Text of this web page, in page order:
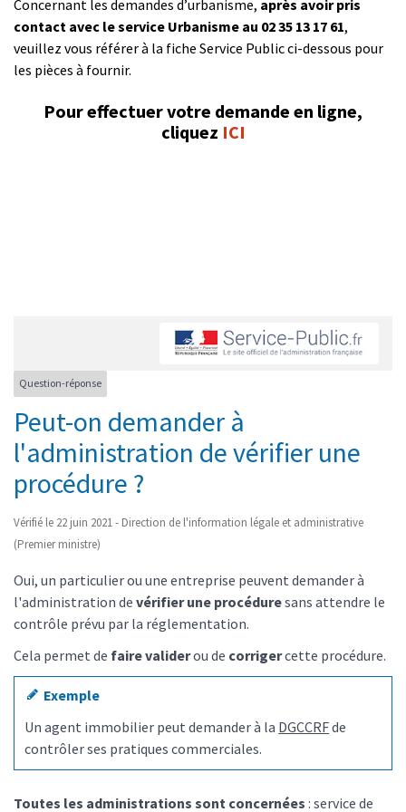
Concernant les demandes d’urbanisme, après avoir pris
contact avec le service Urbanisme au 02 35 13 17 61,
veuillez vous référer à la fiche Service Public ci-dessous pour
les pièces à fournir.
Pour effectuer votre demande en ligne,
cliquez ICI
Question-réponse
Peut-on demander à
l'administration de vérifier une
procédure ?
Vérifié le 22 juin 2021 - Direction de l'information légale et administrative
(Premier ministre)
Oui, un particulier ou une entreprise peuvent demander à
l'administration de vérifier une procéduresans attendre le
contrôle prévu par la réglementation.
Cela permet de faire validerou de corrigercette procédure.
Exemple
Un agent immobilier peut demander à la DGCCRFde
contrôler ses pratiques commerciales.
Toutes les administrations sont concernées : service de